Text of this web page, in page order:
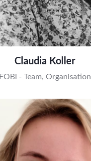
Claudia Koller
FOBI - Team, Organisation